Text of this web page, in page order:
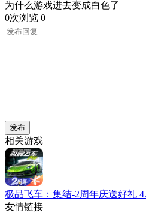
为什么游戏进去变成白色了
0次浏览 0
发布
相关游戏
极品飞车：集结-2周年庆送好礼
友情链接